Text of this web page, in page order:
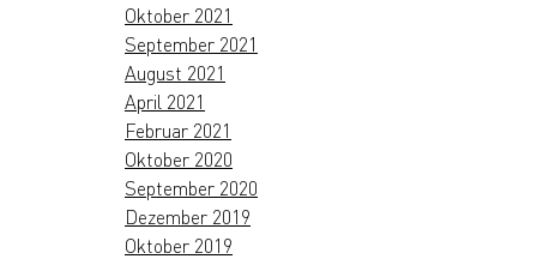
Oktober 2021
September 2021
August 2021
April 2021
Februar 2021
Oktober 2020
September 2020
Dezember 2019
Oktober 2019